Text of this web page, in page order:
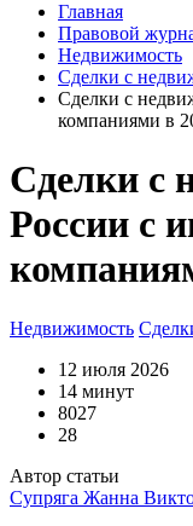
Главная
Правовой
Недвижимость
Сделки с
Сделки с
компаниями в
Сделки с
России с
Недвижимость
12 июля 2026
14 минут
8027
28
Автор статьи
Супряга Жанна